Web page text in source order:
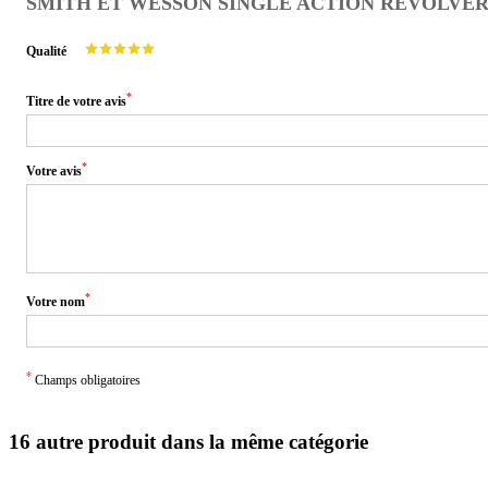
Qualité
Titre de votre avis*
Votre avis*
Votre nom*
* Champs obligatoires
16 autre produit dans la même catégorie